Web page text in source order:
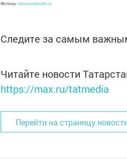
Фотосы: chto-proishodit.ru
Следите за самым
Читайте новости
https://max.ru/tatmedia
Перейти на страницу